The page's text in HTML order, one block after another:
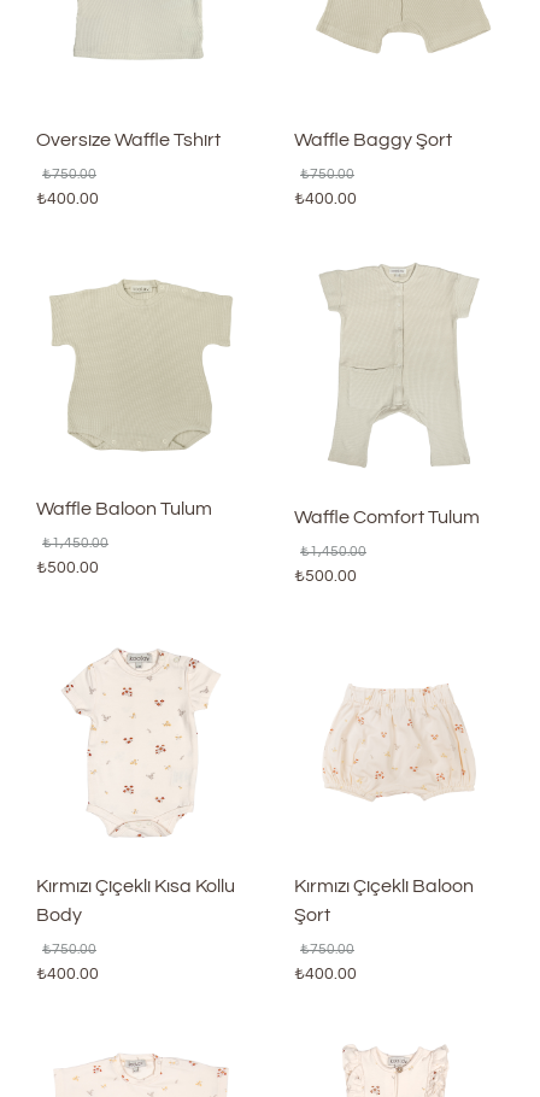
Oversize Waffle Tshirt
₺750.00
₺400.00
Waffle Baggy Şort
₺750.00
₺400.00
Waffle Baloon Tulum
₺1,450.00
₺500.00
Waffle Comfort Tulum
₺1,450.00
₺500.00
Kırmızı Çiçekli Kısa Kollu
Body
₺750.00
₺400.00
Kırmızı Çiçekli Baloon
Şort
₺750.00
₺400.00